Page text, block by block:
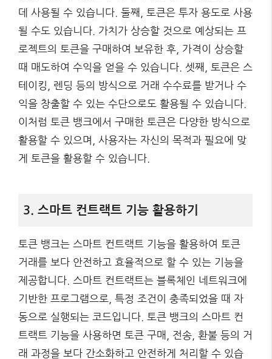
데 사용될 수 있습니다. 둘째, 토큰은 투자 용도로 사용
될 수도 있습니다. 가치가 상승할 것으로 예상되는 프
로젝트의 토큰을 구매하여 보유한 후, 가격이 상승할
때 매도하여 수익을 얻을 수 있습니다. 셋째, 토큰은 스
테이킹, 렌딩 등의 방식으로 거래 수수료를 받거나 수
익을 창출할 수 있는 수단으로도 활용될 수 있습니다.
이처럼 토큰 뱅크에서 구매한 토큰은 다양한 방식으로
활용할 수 있으며, 사용자는 자신의 목적과 필요에 맞
게 토큰을 활용할 수 있습니다.
3. 스마트 컨트랙트 기능 활용하기
토큰 뱅크는 스마트 컨트랙트 기능을 활용하여 토큰
거래를 보다 안전하고 효율적으로 할 수 있는 기능을
제공합니다. 스마트 컨트랙트는 블록체인 네트워크에
기반한 프로그램으로, 특정 조건이 충족되었을 때 자
동으로 실행되는 코드입니다. 토큰 뱅크의 스마트 컨
트랙트 기능을 사용하면 토큰 구매, 전송, 환불 등의 거
래 과정을 보다 간소화하고 안전하게 처리할 수 있습